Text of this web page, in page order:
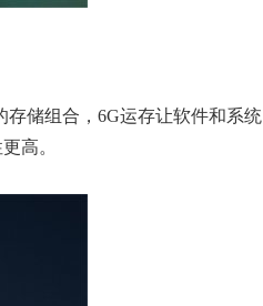
存储组合，6G运存让软件和系统
高。